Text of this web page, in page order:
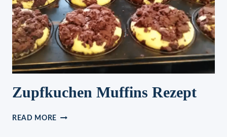
Zupfkuchen Muffins Rezept
READ MORE ZUPFKUCHEN